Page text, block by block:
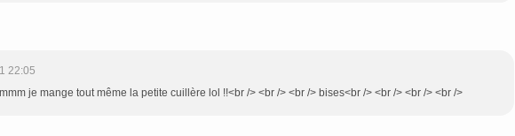
22:05
je mange tout même la petite cuillère lol !!<br /> <br /> <br /> bises<br /> <br /> <br /> <br />